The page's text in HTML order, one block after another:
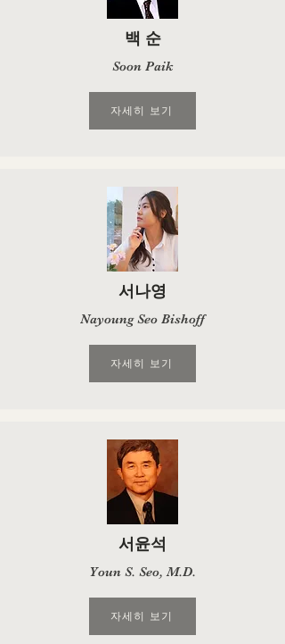
백 순
Soon Paik
자세히 보기
서나영
Nayoung Seo Bishoff
자세히 보기
서윤석
Youn S. Seo, M.D.
자세히 보기